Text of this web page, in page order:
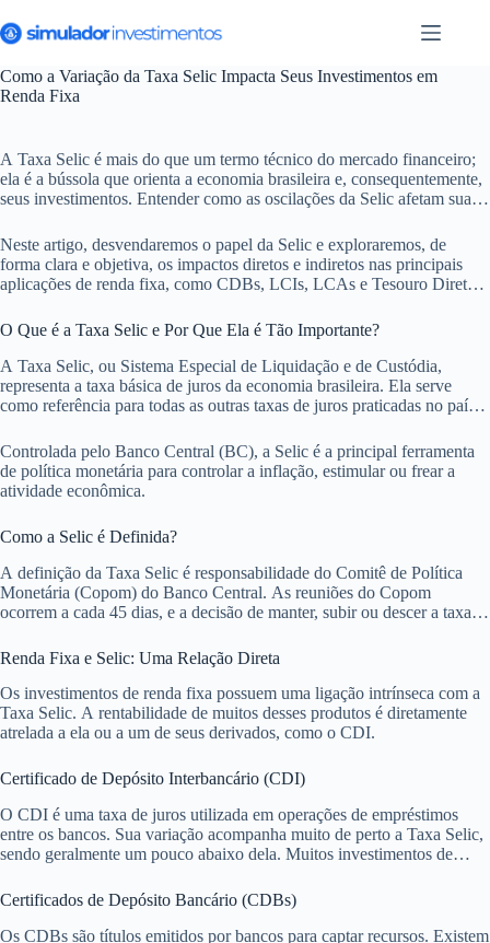
para
o
conteúdo
Como a Variação da Taxa Selic Impacta Seus Investimentos em
Renda Fixa
A Taxa Selic é mais do que um termo técnico do mercado financeiro;
ela é a bússola que orienta a economia brasileira e, consequentemente,
seus investimentos. Entender como as oscilações da Selic afetam sua
proteger seu patrimônio. Muitos investidores, por falta de informação,
perdem oportunidades ou sofrem prejuízos desnecessários.
Neste artigo, desvendaremos o papel da Selic e exploraremos, de
forma clara e objetiva, os impactos diretos e indiretos nas principais
aplicações de renda fixa, como CDBs, LCIs, LCAs e Tesouro Direto.
seus retornos, independentemente do cenário econômico.
O Que é a Taxa Selic e Por Que Ela é Tão Importante?
A Taxa Selic, ou Sistema Especial de Liquidação e de Custódia,
representa a taxa básica de juros da economia brasileira. Ela serve
como referência para todas as outras taxas de juros praticadas no país,
Controlada pelo Banco Central (BC), a Selic é a principal ferramenta
de política monetária para controlar a inflação, estimular ou frear a
atividade econômica.
Como a Selic é Definida?
A definição da Taxa Selic é responsabilidade do Comitê de Política
Monetária (Copom) do Banco Central. As reuniões do Copom
ocorrem a cada 45 dias, e a decisão de manter, subir ou descer a taxa
do PIB e o cenário internacional.
Renda Fixa e Selic: Uma Relação Direta
Os investimentos de renda fixa possuem uma ligação intrínseca com a
Taxa Selic. A rentabilidade de muitos desses produtos é diretamente
atrelada a ela ou a um de seus derivados, como o CDI.
Certificado de Depósito Interbancário (CDI)
O CDI é uma taxa de juros utilizada em operações de empréstimos
entre os bancos. Sua variação acompanha muito de perto a Taxa Selic,
sendo geralmente um pouco abaixo dela. Muitos investimentos de
por exemplo, 100% do CDI.
Certificados de Depósito Bancário (CDBs)
Os CDBs são títulos emitidos por bancos para captar recursos. Existem